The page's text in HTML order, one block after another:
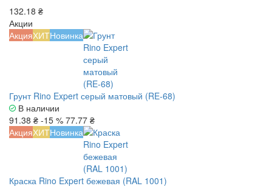
132.18 ₴
Акции
АкцияХИТНовинка
Грунт Rino Expert серый матовый (RE-68)
В наличии
91.38 ₴ -15 % 77.77 ₴
АкцияХИТНовинка
Краска Rino Expert бежевая (RAL 1001)